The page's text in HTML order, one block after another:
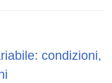
condizioni,